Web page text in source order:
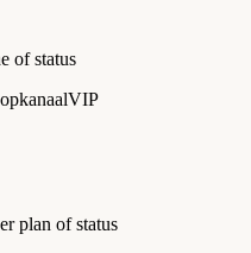
of status
VIP
plan of status